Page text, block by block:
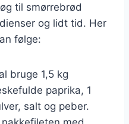
til smørrebrød
og lidt tid. Her
følge:
bruge 1,5 kg
paprika, 1
salt og peber.